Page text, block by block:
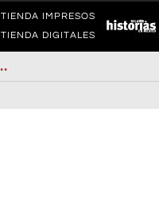
TIENDA IMPRESOS
TIENDA DIGITALES